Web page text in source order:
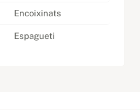
Encoixinats
Espagueti